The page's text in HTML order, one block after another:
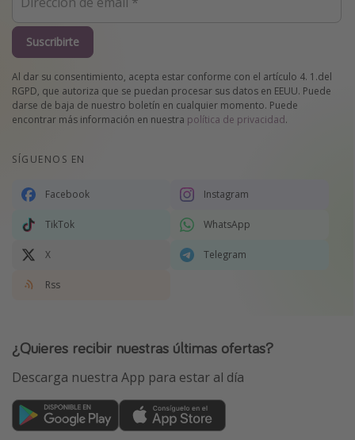
Suscribirte
Al dar su consentimiento, acepta estar conforme con el artículo 4. 1.del
RGPD, que autoriza que se puedan procesar sus datos en EEUU. Puede
darse de baja de nuestro boletín en cualquier momento. Puede
encontrar más información en nuestra política de privacidad.
SÍGUENOS EN
Facebook Instagram
TikTok WhatsApp
X Telegram
Rss
¿Quieres recibir nuestras últimas ofertas?
Descarga nuestra App para estar al día